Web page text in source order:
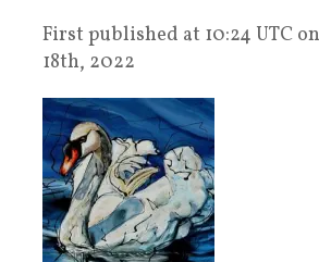
First published at 10:24 UTC
18th, 2022